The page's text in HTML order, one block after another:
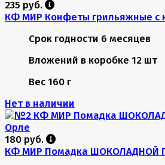
235 руб.
КФ МИР Конфеты грильяжные с
Срок годности 6 месяцев
Вложений в коробке 12 шт
Вес 160 г
Нет в наличии
180 руб.
КФ МИР Помадка ШОКОЛАДНОЙ